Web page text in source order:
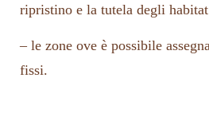
ripristino e la tutela degli
– le zone ove è possibile
fissi.